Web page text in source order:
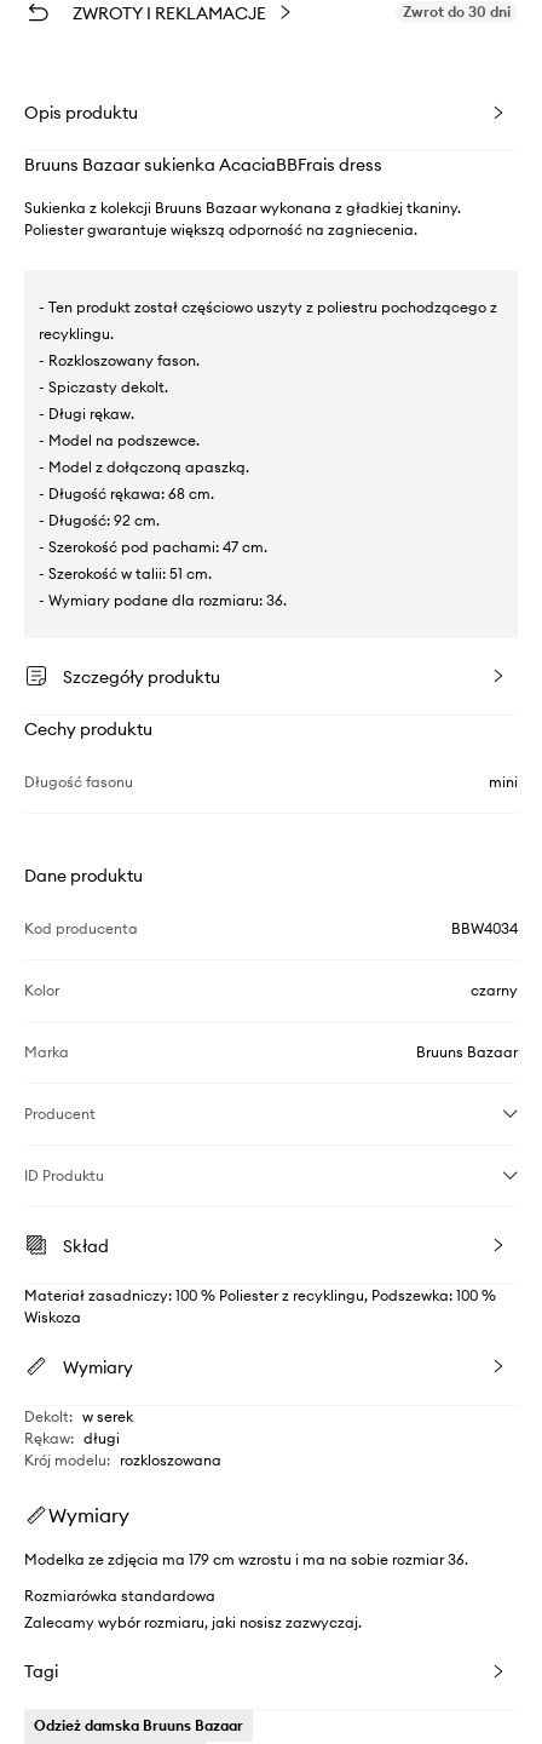
ZWROTY I REKLAMACJE Zwrot do 30 dni
Opis produktu
Bruuns Bazaar sukienka AcaciaBBFrais dress
Sukienka z kolekcji Bruuns Bazaar wykonana z gładkiej tkaniny.
Poliester gwarantuje większą odporność na zagniecenia.
- Ten produkt został częściowo uszyty z poliestru pochodzącego z
recyklingu.
- Rozkloszowany fason.
- Spiczasty dekolt.
- Długi rękaw.
- Model na podszewce.
- Model z dołączoną apaszką.
- Długość rękawa: 68 cm.
- Długość: 92 cm.
- Szerokość pod pachami: 47 cm.
- Szerokość w talii: 51 cm.
- Wymiary podane dla rozmiaru: 36.
Szczegóły produktu
Cechy produktu
Długość fasonu mini
Dane produktu
Kod producenta BBW4034
Kolor czarny
Marka Bruuns Bazaar
Producent
ID Produktu
Skład
Materiał zasadniczy: 100 % Poliester z recyklingu, Podszewka: 100 %
Wiskoza
Wymiary
Dekolt: w serek
Rękaw: długi
Krój modelu: rozkloszowana
Wymiary
Modelka ze zdjęcia ma 179 cm wzrostu i ma na sobie rozmiar 36.
Rozmiarówka standardowa
Zalecamy wybór rozmiaru, jaki nosisz zazwyczaj.
Tagi
Odzież damska Bruuns Bazaar